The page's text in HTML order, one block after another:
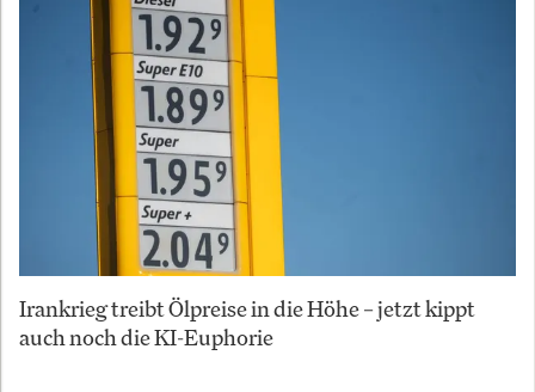
Irankrieg treibt Ölpreise in die Höhe – jetzt kippt
auch noch die KI-Euphorie